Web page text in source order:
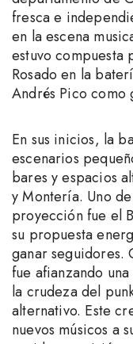
fresca e
en la escena
estuvo compuesta
Rosado en la
Andrés Pico como
En sus inicios, la
escenarios
bares y espacios
y Montería. Uno
proyección fue el
su propuesta
ganar seguidores.
fue afianzando
la crudeza del
alternativo. Este
nuevos músicos a